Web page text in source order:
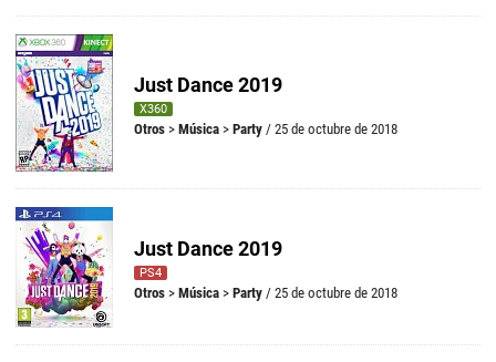
Just Dance 2019
X360
Otros > Música > Party / 25 de octubre de 2018
Just Dance 2019
PS4
Otros > Música > Party / 25 de octubre de 2018